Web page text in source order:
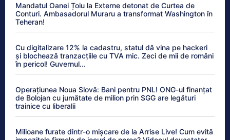
Mandatul Oanei Țoiu la Externe detonat de Curtea de
Conturi. Ambasadorul Muraru a transformat Washington în
Teheran!
Cu digitalizare 12% la cadastru, statul dă vina pe hackeri
și blochează tranzacțiile cu TVA mic. Zeci de mii de români
în pericol! Guvernul...
Operațiunea Noua Slovă: Bani pentru PNL! ONG-ul finanțat
de Bolojan cu jumătate de milion prin SGG are legături
trainice cu liberalii
Milioane furate dintr-o mișcare de la Arrise Live! Cum evită